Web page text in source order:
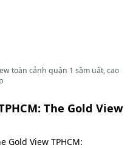
toàn cảnh quận 1 sầm uất, cao
The Gold View
Gold View TPHCM: